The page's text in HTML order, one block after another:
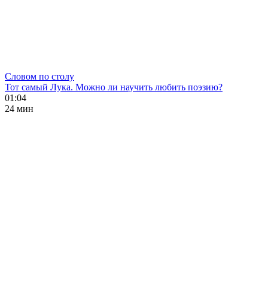
Словом по столу
Тот самый Лука. Можно ли научить любить поэзию?
01:04
24 мин